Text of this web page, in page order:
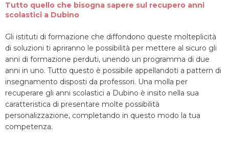
Tutto quello che bisogna sapere sul recupero anni
scolastici a Dubino
Gli istituti di formazione che diffondono queste molteplicità
di soluzioni ti apriranno le possibilità per mettere al sicuro gli
anni di formazione perduti, unendo un programma di due
anni in uno. Tutto questo è possibile appellandoti a pattern di
insegnamento disposti da professori. Una molla per
recuperare gli anni scolastici a Dubino è insito nella sua
caratteristica di presentare molte possibilità
personalizzazione, completando in questo modo la tua
competenza.